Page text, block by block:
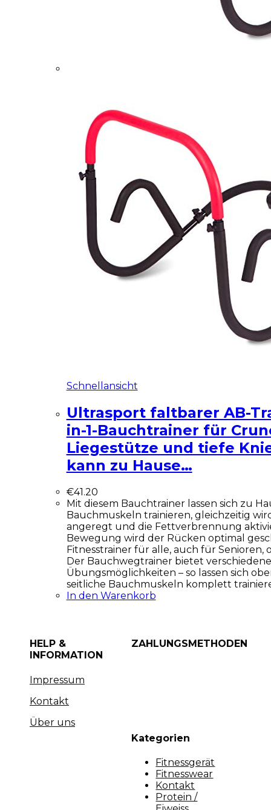
Schnellansicht
Ultrasport faltbarer AB-
in-1-Bauchtrainer für
Liegestütze und tiefe
kann zu Hause…
€41.20
Mit diesem Bauchtrainer lassen sich zu
Bauchmuskeln trainieren, gleichzeitig
angeregt und die Fettverbrennung
Bewegung wird der Rücken optimal
Fitnesstrainer für alle, auch für Senioren,
Der Bauchwegtrainer bietet verschiedene
Übungsmöglichkeiten – so lassen sich
seitliche Bauchmuskeln komplett
In den Warenkorb
HELP &
INFORMATION
Impressum
Kontakt
Über uns
ZAHLUNGSMETHODEN
Kategorien
Fitnessgerät
Fitnesswear
Kontakt
Protein /